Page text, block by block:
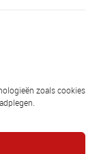
zoals cookies